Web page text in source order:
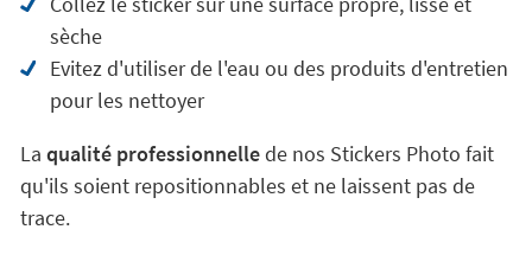
sèche
Evitez d'utiliser de l'eau ou des produits d'entretien
pour les nettoyer
La qualité professionnellede nos Stickers Photo fait
qu'ils soient repositionnables et ne laissent pas de
trace.